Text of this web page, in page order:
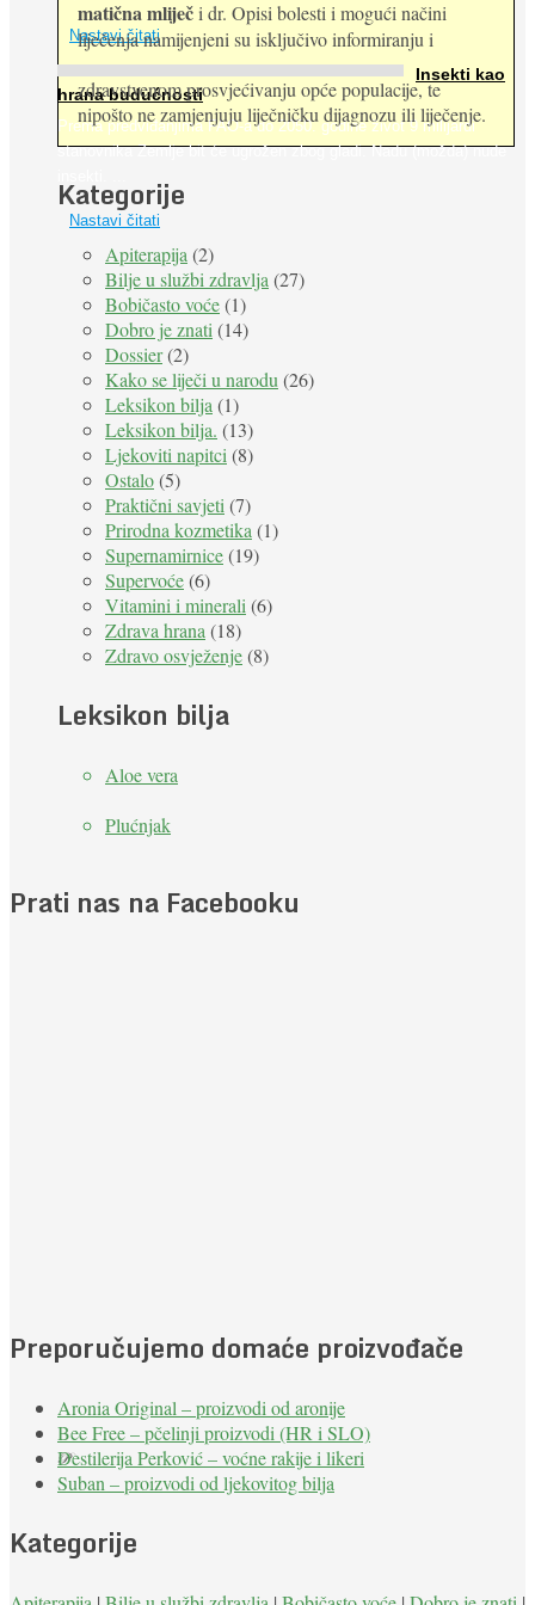
Nastavi čitati
Insekti kao
hrana budućnosti
Prema predviđanjima FAO-a do 2050. godine život 9 milijardi
stanovnika Zemlje bit će ugrožen zbog gladi. Nadu (možda) nude
Nastavi čitati
matična mliječi dr. Opisi bolesti i mogući načini
liječenja namijenjeni su isključivo informiranju i
zdravstvenom prosvjećivanju opće populacije, te
nipošto ne zamjenjuju liječničku dijagnozu ili liječenje.
Kategorije
Apiterapija (2)
Bilje u službi zdravlja (27)
Bobičasto voće(1)
Dobro je znati (14)
Dossier(2)
Kako se liječi u narodu (26)
Leksikon bilja (1)
Leksikon bilja. (13)
Ljekoviti napitci (8)
Ostalo(5)
Praktični savjeti (7)
Prirodna kozmetika (1)
Supernamirnice(19)
Supervoće(6)
Vitamini i minerali (6)
Zdrava hrana (18)
Zdravo osvježenje(8)
Leksikon bilja
Aloe vera
Plućnjak
Prati nas na Facebooku
Preporučujemo domaće proizvođače
Aronia Original – proizvodi od aronije
Bee Free – pčelinji proizvodi (HR i SLO)
Destilerija Perković – voćne rakije i likeri
Suban – proizvodi od ljekovitog bilja
Kategorije